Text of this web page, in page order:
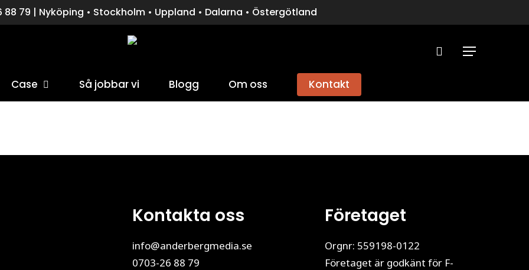
79 | Nyköping • Stockholm • Uppland • Dalarna • Östergötland
att stänga fönstret.
Menu
Case Så jobbar vi Blogg Om oss Kontakt
Kontakta oss
info@anderbergmedia.se
0703-26 88 79
Företaget
Orgnr: 559198-0122
Företaget är godkänt för F-